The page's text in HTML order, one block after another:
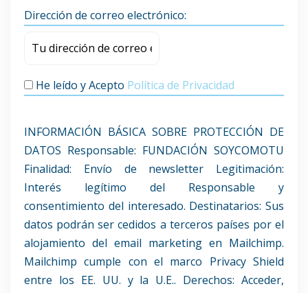
Dirección de correo electrónico:
He leído y Acepto Política de Privacidad
INFORMACIÓN BÁSICA SOBRE PROTECCIÓN DE
DATOS Responsable: FUNDACIÓN SOYCOMOTU
Finalidad: Envío de newsletter Legitimación:
Interés legítimo del Responsable y
consentimiento del interesado. Destinatarios: Sus
datos podrán ser cedidos a terceros países por el
alojamiento del email marketing en Mailchimp.
Mailchimp cumple con el marco Privacy Shield
entre los EE. UU. y la U.E.. Derechos: Acceder,